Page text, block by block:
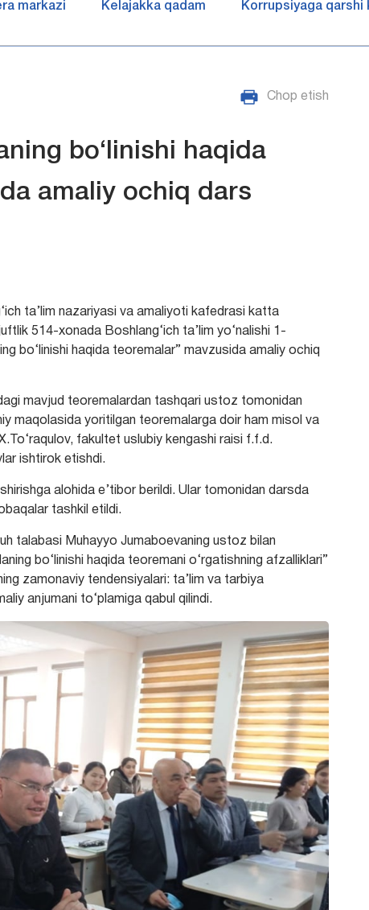
markazi Kelajakka qadam Korrupsiyaga qarshi
Chop etish
bo‘linishi haqida
amaliy ochiq dars
ta’lim nazariyasi va amaliyoti kafedrasi katta
514-xonada Boshlang‘ich ta’lim yo‘nalishi 1-
bo‘linishi haqida teoremalar” mavzusida amaliy ochiq
mavjud teoremalardan tashqari ustoz tomonidan
maqolasida yoritilgan teoremalarga doir ham misol va
fakultet uslubiy kengashi raisi f.f.d.
ishtirok etishdi.
alohida e’tibor berildi. Ular tomonidan darsda
tashkil etildi.
talabasi Muhayyo Jumaboevaning ustoz bilan
bo‘linishi haqida teoremani o‘rgatishning afzalliklari”
zamonaviy tendensiyalari: ta’lim va tarbiya
anjumani to‘plamiga qabul qilindi.